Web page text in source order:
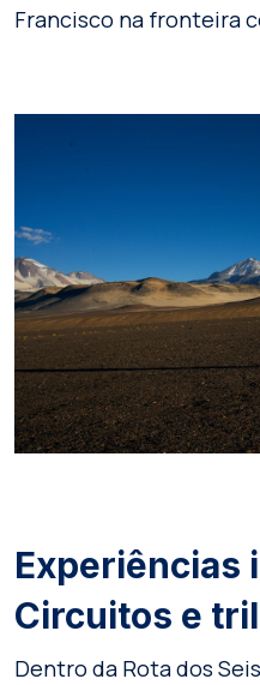
Francisco na fronteira
Experiências
Circuitos e
Dentro da Rota dos